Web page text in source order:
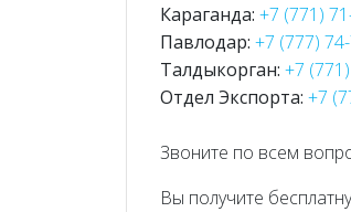
Караганда: +7 (771)
Павлодар: +7 (777)
Талдыкорган: +7
Отдел Экспорта: +7
Звоните по всем
Вы получите